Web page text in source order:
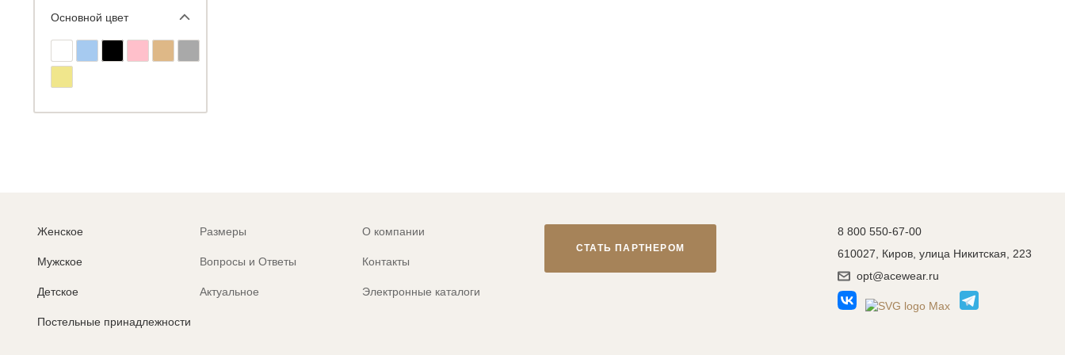
Основной цвет
Женское
Мужское
Детское
Постельные принадлежности
Размеры
Вопросы и Ответы
Актуальное
О компании
Контакты
Электронные каталоги
СТАТЬ ПАРТНЕРОМ
8 800 550-67-00
610027, Киров, улица Никитская, 223
opt@acewear.ru